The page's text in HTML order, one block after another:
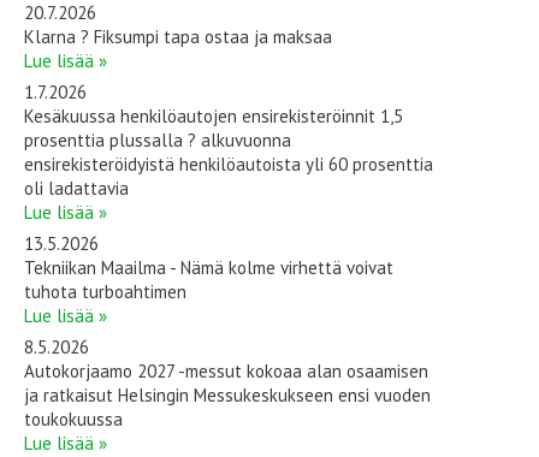
20.7.2026
Klarna ? Fiksumpi tapa ostaa ja maksaa
Lue lisää »
1.7.2026
Kesäkuussa henkilöautojen ensirekisteröinnit 1,5
prosenttia plussalla ? alkuvuonna
ensirekisteröidyistä henkilöautoista yli 60 prosenttia
oli ladattavia
Lue lisää »
13.5.2026
Tekniikan Maailma - Nämä kolme virhettä voivat
tuhota turboahtimen
Lue lisää »
8.5.2026
Autokorjaamo 2027 -messut kokoaa alan osaamisen
ja ratkaisut Helsingin Messukeskukseen ensi vuoden
toukokuussa
Lue lisää »